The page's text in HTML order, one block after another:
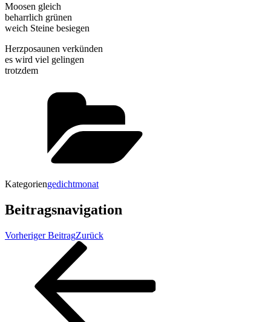
Moosen gleich
beharrlich grünen
weich Steine besiegen
Herzposaunen verkünden
es wird viel gelingen
trotzdem
Kategoriengedichtmonat
Beitragsnavigation
Vorheriger BeitragZurück